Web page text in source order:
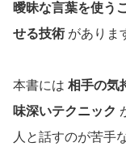
曖昧な言葉を使う
せる技術 がありま
本書には 相手の気
味深いテクニック
人と話すのが苦手